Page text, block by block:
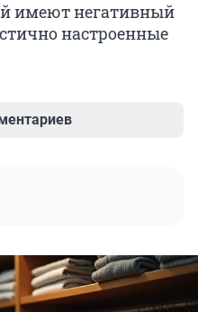
имеют негативный
настроенные